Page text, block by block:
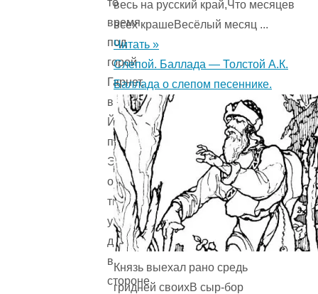
то
время
под
горой
Гарнет,
в
Йеллоустонском
парке.
Это
очень
тихий
уголок,
далеко
в
стороне
весь на русский край,Что месяцев
всех крашеВесёлый месяц ...
Читать »
Слепой. Баллада — Толстой А.К.
Баллада о слепом песеннике.
Князь выехал рано средь
гридней своихВ сыр-бор